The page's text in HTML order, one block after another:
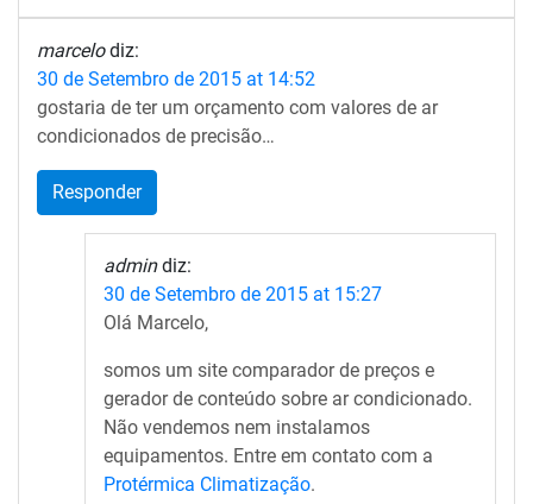
marcelo diz:
30 de Setembro de 2015 at 14:52
gostaria de ter um orçamento com valores de ar
condicionados de precisão…
Responder
admin diz:
30 de Setembro de 2015 at 15:27
Olá Marcelo,
somos um site comparador de preços e
gerador de conteúdo sobre ar condicionado.
Não vendemos nem instalamos
equipamentos. Entre em contato com a
Protérmica Climatização.